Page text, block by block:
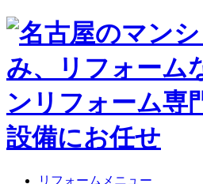
リフォームメニュー